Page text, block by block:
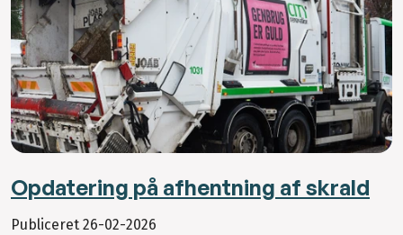
Opdatering på afhentning af skrald
Publiceret 26-02-2026